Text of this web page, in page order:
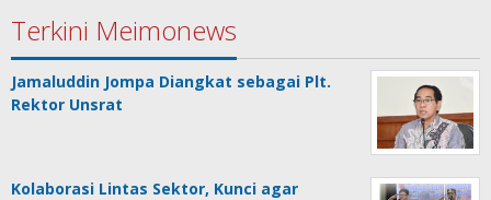
Terkini Meimonews
Jamaluddin Jompa Diangkat sebagai Plt.
Rektor Unsrat
Kolaborasi Lintas Sektor, Kunci agar